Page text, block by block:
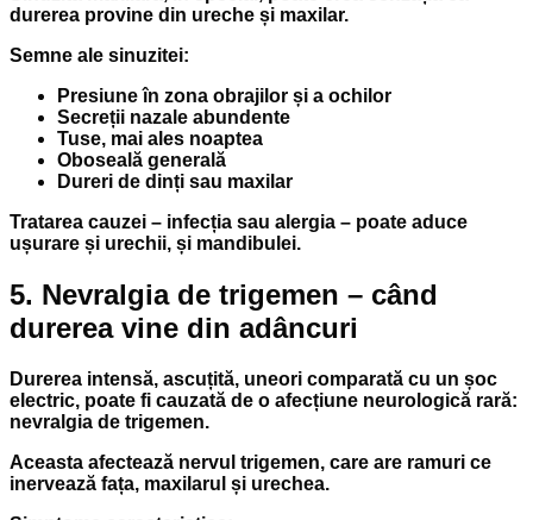
durerea provine din ureche și maxilar.
Semne ale sinuzitei:
Presiune în zona obrajilor și a ochilor
Secreții nazale abundente
Tuse, mai ales noaptea
Oboseală generală
Dureri de dinți sau maxilar
Tratarea cauzei – infecția sau alergia – poate aduce
ușurare și urechii, și mandibulei.
5. Nevralgia de trigemen – când
durerea vine din adâncuri
Durerea intensă, ascuțită, uneori comparată cu un șoc
electric, poate fi cauzată de o afecțiune neurologică rară:
nevralgia de trigemen.
Aceasta afectează nervul trigemen, care are ramuri ce
inervează fața, maxilarul și urechea.